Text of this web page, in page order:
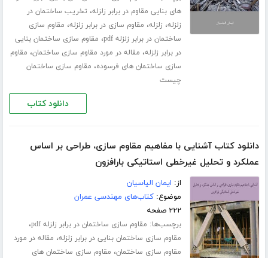
های بنایی مقاوم در برابر زلزله، تخریب ساختمان در
زلزله، زلزله، مقاوم سازی در برابر زلزله، مقاوم سازی
ساختمان در برابر زلزله pdf
، مقاوم سازی ساختمان بنایی
در برابر زلزله، مقاله در مورد مقاوم سازی ساختمان، مقاوم
سازی ساختمان های فرسوده، مقاوم سازی ساختمان
چیست
دانلود کتاب
دانلود کتاب آشنایی با مفاهیم مقاوم سازی، طراحی بر اساس
عملکرد و تحلیل غیرخطی استاتیکی بارافزون
از: ایمان الیاسیان
موضوع:کتاب‌های مهندسی عمران
۲۲۲ صفحه
برچسب‌ها: مقاوم سازی ساختمان در برابر زلزله pdf ،
مقاوم سازی ساختمان بنایی در برابر زلزله، مقاله در مورد
مقاوم سازی ساختمان، مقاوم سازی ساختمان های